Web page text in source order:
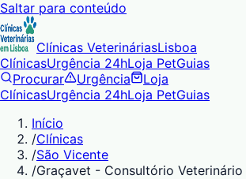
Saltar para conteúdo
Clínicas VeterináriasLisboa
ClínicasUrgência 24hLoja PetGuias
Procurar
Urgência
Loja
ClínicasUrgência 24hLoja PetGuias
Início
/Clínicas
/São Vicente
/Graçavet - Consultório Veterinário